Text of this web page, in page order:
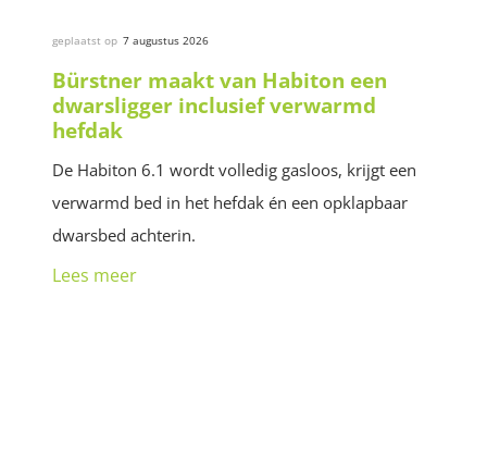
geplaatst op 7 augustus 2026
Bürstner maakt van Habiton een
dwarsligger inclusief verwarmd
hefdak
De Habiton 6.1 wordt volledig gasloos, krijgt een
verwarmd bed in het hefdak én een opklapbaar
dwarsbed achterin.
Lees meer